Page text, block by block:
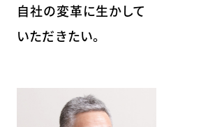
自社の変革に生かして
いただきたい。